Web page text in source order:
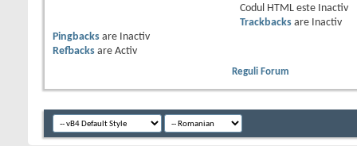
Codul HTML este
Inactiv
Trackbacksare
Inactiv
Pingbacks are
Inactiv
Refbacks are Activ
Reguli Forum